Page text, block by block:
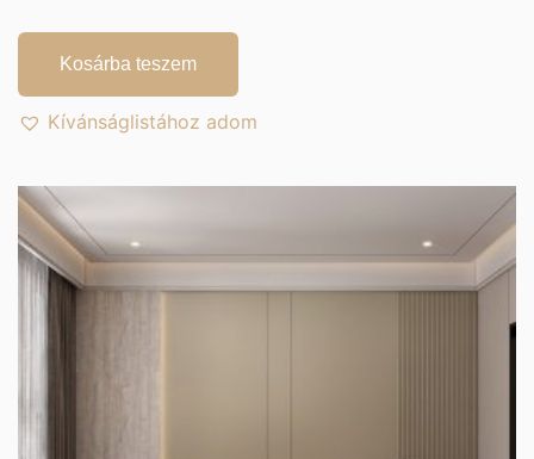
Kosárba teszem
Kívánságlistához adom